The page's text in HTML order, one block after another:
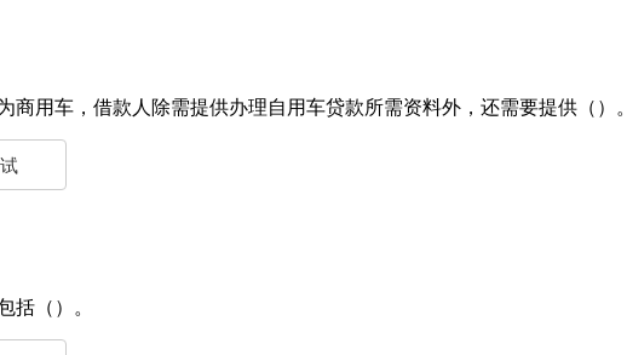
商用车，借款人除需提供办理自用车贷款所需资料外，还需要提供（）。
括（）。